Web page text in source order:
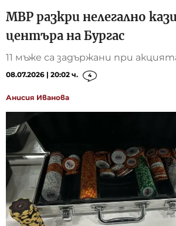
МВР разкри нелегално
центъра на Бургас
11 мъже са задържани при
08.07.2026 | 20:02 ч. 4
Анисия Иванова